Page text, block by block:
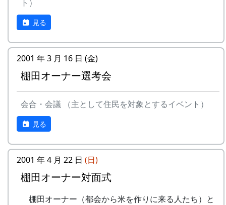
ト）
見る
2001 年 3 月 16 日 (金)
棚田オーナー選考会
会合・会議 （主として住民を対象とするイベント）
見る
2001 年 4 月 22 日 (日)
棚田オーナー対面式
棚田オーナー（都会から米を作りに来る人たち）と